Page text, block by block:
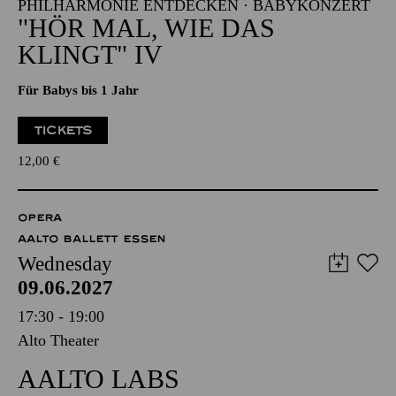
PHILHARMONIE ENTDECKEN · BABYKONZERT
"HÖR MAL, WIE DAS
KLINGT" IV
Für Babys bis 1 Jahr
TICKETS
12,00 €
OPERA
AALTO BALLETT ESSEN
Wednesday
09.06.2027
17:30 - 19:00
Alto Theater
AALTO LABS